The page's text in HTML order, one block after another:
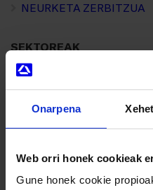
Onarpena
Web orri honek cookieak
Gune honek cookie
NEURKETA ZERBITZUA
SEKTOREAK
EGIAZTAPENA
PIEZEN EGIAZTAPENA
FABRIKAZIORAKO